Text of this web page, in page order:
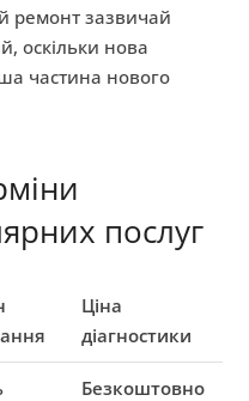
ремонт зазвичай
оскільки нова
частина нового
послуг
Ціна
діагностики
Безкоштовно